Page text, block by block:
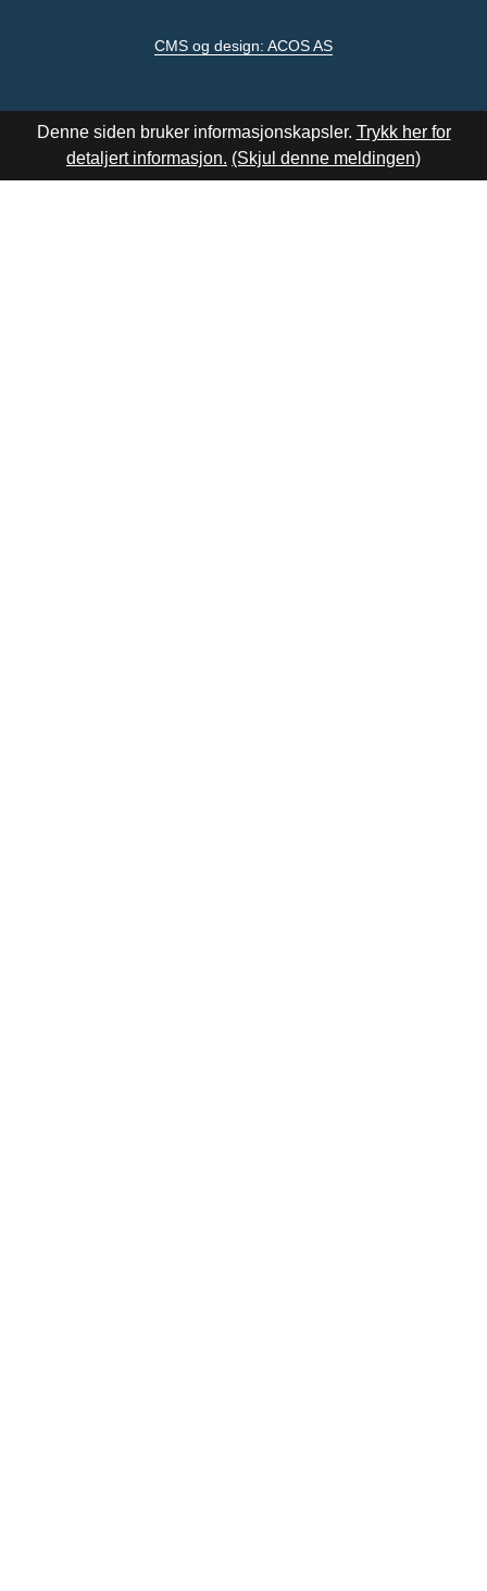
CMS og design: ACOS AS
Denne siden bruker informasjonskapsler. Trykk her for
detaljert informasjon. (Skjul denne meldingen)